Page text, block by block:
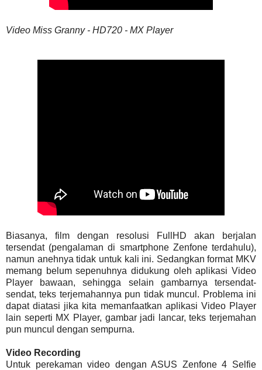
Video Miss Granny - HD720 - MX Player
Biasanya, film dengan resolusi FullHD akan berjalan
tersendat (pengalaman di smartphone Zenfone terdahulu),
namun anehnya tidak untuk kali ini. Sedangkan format MKV
memang belum sepenuhnya didukung oleh aplikasi Video
Player bawaan, sehingga selain gambarnya tersendat-
sendat, teks terjemahannya pun tidak muncul. Problema ini
dapat diatasi jika kita memanfaatkan aplikasi Video Player
lain seperti MX Player, gambar jadi lancar, teks terjemahan
pun muncul dengan sempurna.
Video Recording
Untuk perekaman video dengan ASUS Zenfone 4 Selfie